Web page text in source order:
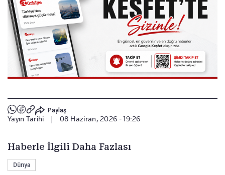
Paylaş
Yayın Tarihi 08 Haziran, 2026 - 19:26
Haberle İlgili Daha Fazlası
Dünya